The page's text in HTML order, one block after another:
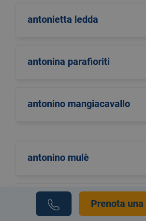
antonietta ledda
antonina parafioriti
antonino mangiacavallo
antonino mulè
antonio di maggioPrenota